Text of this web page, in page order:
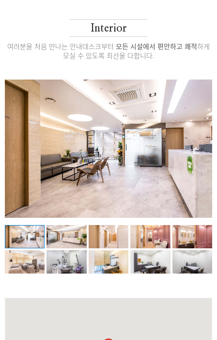
Interior
여러분을 처음 만나는 안내데스크부터 모든 시설에서 편안하고 쾌적하게
모실 수 있도록 최선을 다합니다.